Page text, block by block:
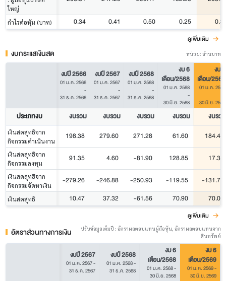
ใหญ่
กำไรต่อหุ้น (บาท) 0.34 0.41 0.50 0.25
ดูเพิ่มเติม
งบกระแสเงินสด หน่วย: ล้านบาท
งบปี 2566
01 ม.ค. 2566
-
31 ธ.ค. 2566
งบปี 2567
01 ม.ค. 2567
-
31 ธ.ค. 2567
งบปี 2568
01 ม.ค. 2568
-
31 ธ.ค. 2568
งบ 6
เดือน/2568
01 ม.ค. 2568
-
30 มิ.ย. 2568
งบ 6
เดือน/2569
01 ม.ค. 2569
30 มิ.ย. 2569
ประเภทงบ งบรวม งบรวม งบรวม งบรวม งบรวม
เงินสดสุทธิจาก
กิจกรรมดำเนินงาน
198.38 279.60 271.28 61.60 184.41
เงินสดสุทธิจาก
กิจกรรมลงทุน
91.35 4.60 -81.90 128.85 17.35
เงินสดสุทธิจาก
กิจกรรมจัดหาเงิน
-279.26 -246.88 -250.93 -119.55 -131.76
เงินสดสุทธิ 10.47 37.32 -61.56 70.90 70.00
ดูเพิ่มเติม
อัตราส่วนทางการเงิน
ปรับข้อมูลเต็มปี : อัตราผลตอบแทนผู้ถือหุ้น, อัตราผลตอบแทนจาก
สินทรัพย์
งบปี 2567
01 ม.ค. 2567-
31 ธ.ค. 2567
งบปี 2568
01 ม.ค. 2568-
31 ธ.ค. 2568
งบ 6
เดือน/2568
01 ม.ค. 2568-
30 มิ.ย. 2568
งบ 6
เดือน/2569
01 ม.ค. 2569-
30 มิ.ย. 2569